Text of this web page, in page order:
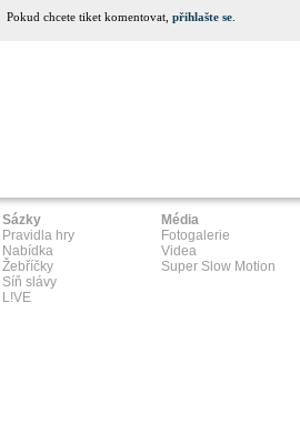
Pokud chcete tiket komentovat, přihlašte se
Sázky
Pravidla hry
Nabídka
Žebříčky
Síň slávy
L!VE
Média
Fotogalerie
Videa
Super Slow Motion